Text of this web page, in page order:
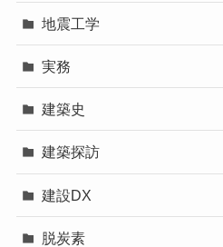
地震工学
実務
建築史
建築探訪
建設DX
脱炭素